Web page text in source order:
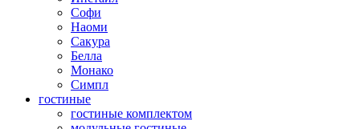
Софи
Наоми
Сакура
Белла
Монако
Симпл
гостиные
гостиные комплектом